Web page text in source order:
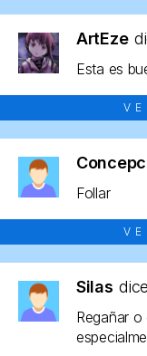
ArtEze
Esta es
Follar
Silas
Regañar o